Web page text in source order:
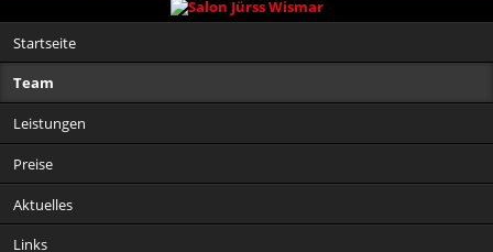
überspringen
Startseite
Team
Leistungen
Preise
Aktuelles
Links